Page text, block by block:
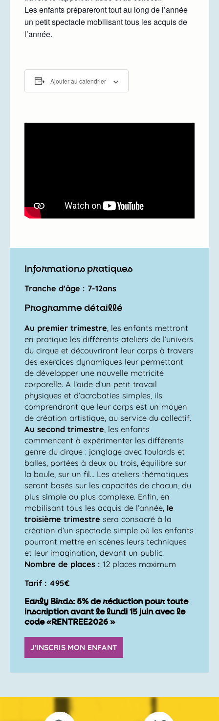
Les enfants prépareront tout au long de l’année
un petit spectacle mobilisant tous les acquis de
l’année.
Ajouter au calendrier
Informations pratiques
Tranche d'âge : 7-12ans
Programme détaillé
Au premier trimestre , les enfants mettront
en pratique les différents ateliers de l’univers
du cirque et découvriront leur corps à travers
des exercices dynamiques leur permettant
de développer une nouvelle motricité
corporelle. A l’aide d’un petit travail
physiques et d’acrobaties simples, ils
comprendront que leur corps est un moyen
de création artistique, au service du collectif.
Au second trimestre , les enfants
commencent à expérimenter les différents
genre du cirque : jonglage avec foulards et
balles, portées à deux ou trois, équilibre sur
la boule, sur un fil… Les ateliers thématiques
seront basés sur les capacités de chacun, du
plus simple au plus complexe. Enfin, en
mobilisant tous les acquis de l’année, le
troisième trimestre sera consacré à la
création d’un spectacle simple où les enfants
pourront mettre en scènes leurs techniques
et leur imagination, devant un public.
Nombre de places : 12 places maximum
Tarif : 495€
Early Birds: 5% de réduction pour toute
inscription avant le lundi 15 juin avec le
code «RENTREE2026 »
J'INSCRIS MON ENFANT